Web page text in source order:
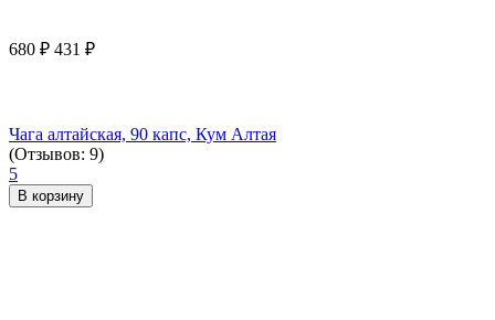
680 ₽ 431 ₽
Чага алтайская, 90 капс, Кум Алтая
(Отзывов: 9)
5
В корзину